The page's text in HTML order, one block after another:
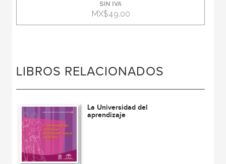
SIN IVA
MX$49.00
LIBROS RELACIONADOS
La Universidad del
aprendizaje